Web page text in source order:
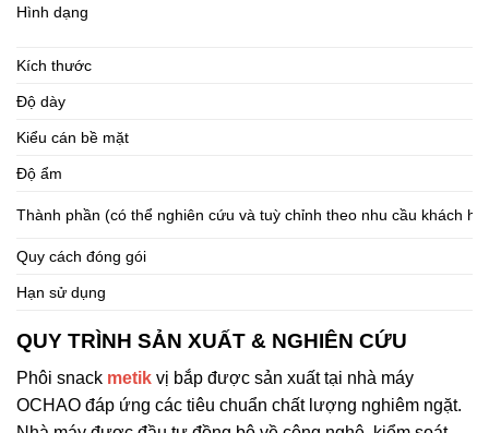
Hình dạng
Kích thước
Độ dày
Kiểu cán bề mặt
Độ ẩm
Thành phần (có thể nghiên cứu và tuỳ chỉnh theo nhu cầu khách
Quy cách đóng gói
Hạn sử dụng
QUY TRÌNH SẢN XUẤT & NGHIÊN CỨU
Phôi snack metik vị bắp được sản xuất tại nhà máy
OCHAO đáp ứng các tiêu chuẩn chất lượng nghiêm ngặt.